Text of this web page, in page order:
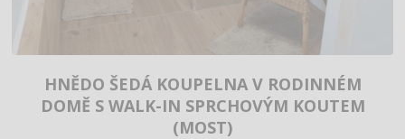
HNĚDO ŠEDÁ KOUPELNA V RODINNÉM
DOMĚ S WALK-IN SPRCHOVÝM KOUTEM
(MOST)